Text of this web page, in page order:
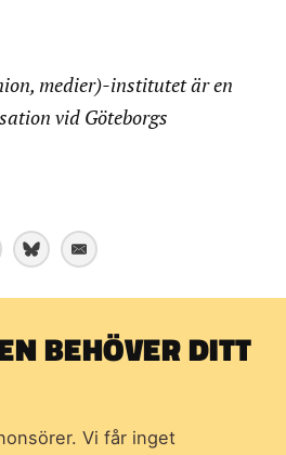
medier)-institutet är en
vid Göteborgs
BEHÖVER DITT
Vi får inget